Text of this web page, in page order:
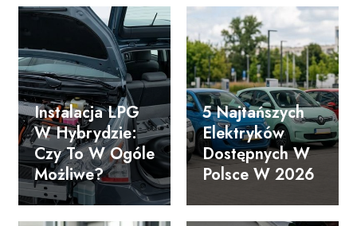
Instalacja LPG
W Hybrydzie:
Czy To W Ogóle
Możliwe?
5 Najtańszych
Elektryków
Dostępnych W
Polsce W 2026